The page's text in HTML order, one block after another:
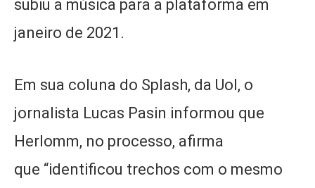
subiu a música para a plataforma em
janeiro de 2021.
Em sua coluna do Splash, da Uol, o
jornalista Lucas Pasin informou que
Herlomm, no processo, afirma
que “identificou trechos com o mesmo